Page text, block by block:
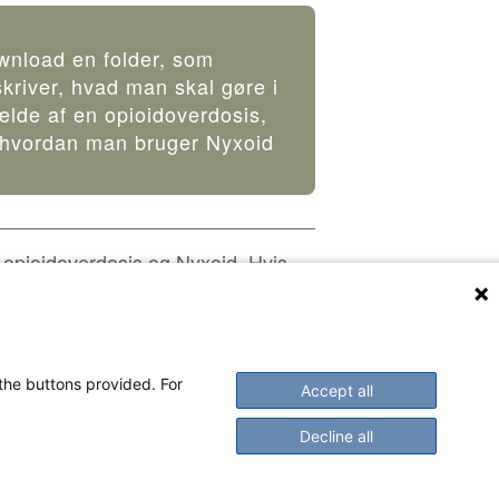
en folder, som
hvad man skal gøre i
af en opioidoverdosis,
man bruger Nyxoid
og Nyxoid. Hvis
2018
buttons provided. For
Accept all
Decline all